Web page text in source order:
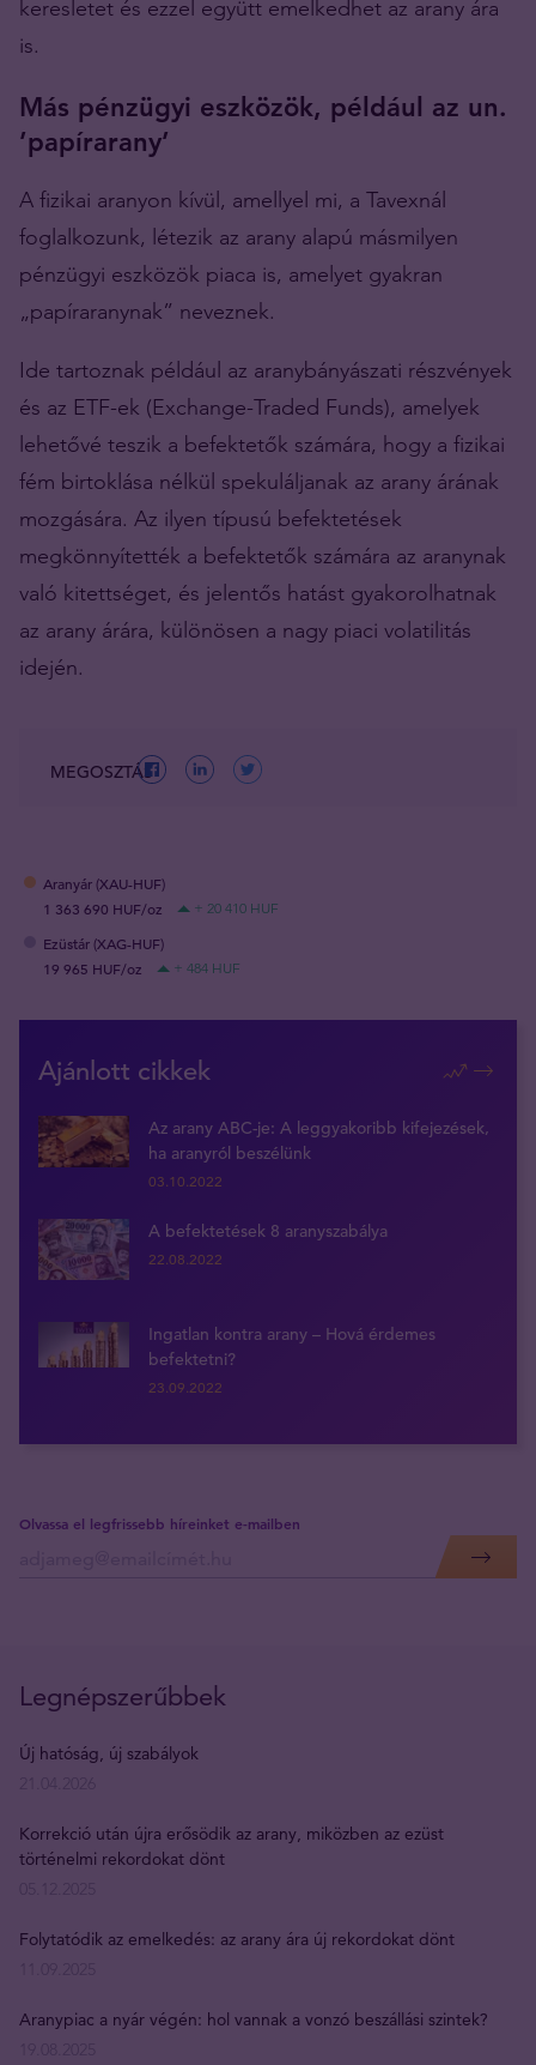
keresletet és ezzel együtt emelkedhet az arany ára
is.
Más pénzügyi eszközök, például az un.
’papírarany’
A fizikai aranyon kívül, amellyel mi, a Tavexnál
foglalkozunk, létezik az arany alapú másmilyen
pénzügyi eszközök piaca is, amelyet gyakran
„papíraranynak” neveznek.
Ide tartoznak például az aranybányászati ​​részvények
és az ETF-ek (Exchange-Traded Funds), amelyek
lehetővé teszik a befektetők számára, hogy a fizikai
fém birtoklása nélkül spekuláljanak az arany árának
mozgására. Az ilyen típusú befektetések
megkönnyítették a befektetők számára az aranynak
való kitettséget, és jelentős hatást gyakorolhatnak
az arany árára, különösen a nagy piaci volatilitás
idején.
MEGOSZTÁS
Aranyár (XAU-HUF)
1 363 690 HUF/oz
+ 20 410 HUF
Ezüstár (XAG-HUF)
19 965 HUF/oz
+ 484 HUF
Ajánlott cikkek
Az arany ABC-je: A leggyakoribb kifejezések,
ha aranyról beszélünk
03.10.2022
A befektetések 8 aranyszabálya
22.08.2022
Ingatlan kontra arany – Hová érdemes
befektetni?
23.09.2022
Olvassa el legfrissebb híreinket e-mailben
Legnépszerűbbek
Új hatóság, új szabályok
Korrekció után újra erősödik az arany, miközben az ezüst
történelmi rekordokat dönt
Folytatódik az emelkedés: az arany ára új rekordokat dönt
Aranypiac a nyár végén: hol vannak a vonzó beszállási szintek?